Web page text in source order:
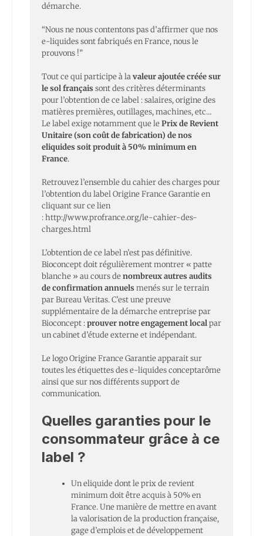
démarche.
“Nous ne nous contentons pas d’affirmer que nos
e-liquides sont fabriqués en France, nous le
prouvons !”
Tout ce qui participe à lavaleur ajoutée créée sur
le sol français sont des critères déterminants
pour l’obtention de ce label : salaires, origine des
matières premières, outillages, machines, etc…
Le label exige notamment que lePrix de Revient
Unitaire (son coût de fabrication) de nos
eliquides soit produit à 50% minimum en
France.
Retrouvez l’ensemble du cahier des charges pour
l’obtention du label Origine France Garantie en
cliquant sur ce lien
:http://www.profrance.org/le-cahier-des-
charges.html
L’obtention de ce label n’est pas définitive.
Bioconcept doit régulièrement montrer « patte
blanche » au cours denombreux autres audits
de confirmation annuels menés sur le terrain
par Bureau Veritas. C’est une preuve
supplémentaire de la démarche entreprise par
Bioconcept :prouver notre engagement localpar
un cabinet d’étude externe et indépendant.
Le logo Origine France Garantie apparait sur
toutes les étiquettes des e-liquides conceptarôme
ainsi que sur nos différents support de
communication.
Quelles garanties pour le
consommateur grâce à ce
label ?
Un eliquide dont le prix de revient
minimum doit être acquis à 50% en
France. Une manière de mettre en avant
la valorisation de la production française,
gage d’emplois et de développement